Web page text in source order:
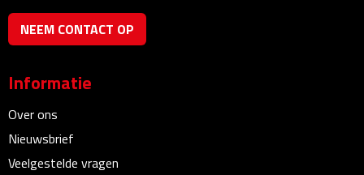
Agenda's
Kalenders
Beurs & Evenementen
Banners
Barmatten
NEEM CONTACT OP
Informatie
Over ons
Nieuwsbrief
Veelgestelde vragen